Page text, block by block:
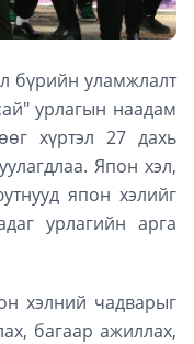
бүрийн уламжлалт
урлагын наадам
хүртэл 27 дахь
Япон хэл,
япон хэлийг
урлагийн арга
хэлний чадварыг
багаар ажиллах,